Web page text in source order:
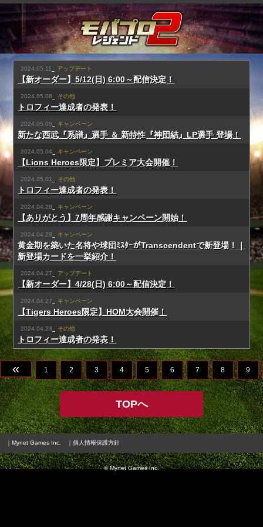
2024.05.11 アップデート
【新オーダー】5/12(日) 6:00～配信決定！
2024.05.08 その他
トロフィー達成者の発表！
2024.05.05 キャンペーン
新たな西武『系譜』選手 ＆ 新特性『神団結』LP選手 登場！
2024.05.04 キャンペーン
【Lions Heroes限定】プレミア大会開催！
2024.05.01 その他
トロフィー達成者の発表！
2024.04.28 キャンペーン
【ありがとう】7周年感謝キャンペーン開始！
2024.04.28 キャンペーン
黄金期を築いた名将や球団ﾐｽﾀｰがTranscendentで新登場！｜
新登場カードを一挙紹介！
2024.04.27 アップデート
【新オーダー】4/28(日) 6:00～配信決定！
2024.04.27 キャンペーン
【Tigers Heroes限定】HOM大会開催！
2024.04.23 その他
トロフィー達成者の発表！
« 1 2 3 4 5 6 7 8 9
TOPへ
｜Mynet Games Inc. ｜個人情報保護方針
© Mynet Games Inc.